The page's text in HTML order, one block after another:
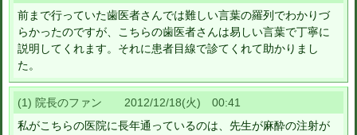
前まで行っていた歯医者さんでは難しい言葉の羅列でわかりづ
らかったのですが、こちらの歯医者さんは易しい言葉で丁寧に
説明してくれます。それに患者目線で診てくれて助かりまし
た。
(1) 院長のファン 2012/12/18(火) 00:41
私がこちらの医院に長年通っているのは、先生が麻酔の注射が